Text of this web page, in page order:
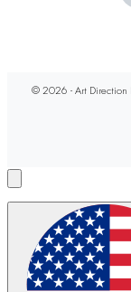
© 2026 - Art Direction